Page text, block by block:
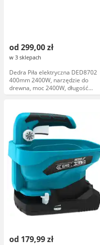
od 299,00 zł
w 3 sklepach
Dedra Piła elektryczna DED8702
400mm 2400W, narzędzie do
drewna, moc 2400W, długość
prowadnicy 400mm
od 179,99 zł